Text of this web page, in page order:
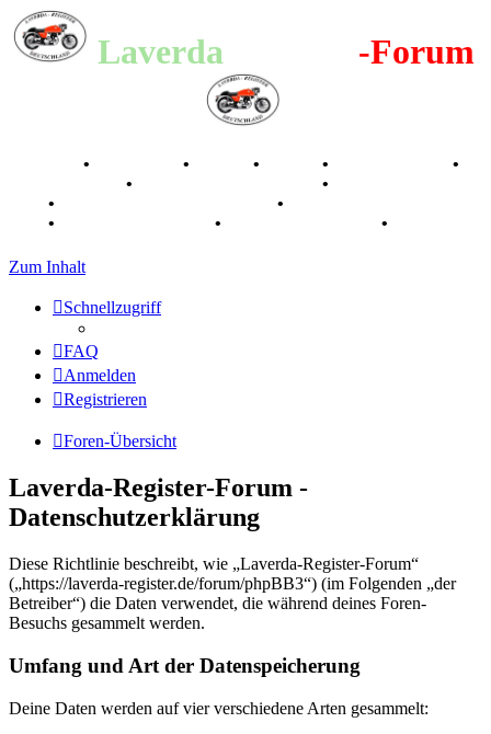
Laverda -Forum
• • • •
•
• •
• •
• • •
Zum Inhalt
Schnellzugriff
FAQ
Anmelden
Registrieren
Foren-Übersicht
Laverda-Register-Forum -
Datenschutzerklärung
Diese Richtlinie beschreibt, wie „Laverda-Register-Forum“
(„https://laverda-register.de/forum/phpBB3“) (im Folgenden „der
Betreiber“) die Daten verwendet, die während deines Foren-
Besuchs gesammelt werden.
Umfang und Art der Datenspeicherung
Deine Daten werden auf vier verschiedene Arten gesammelt: